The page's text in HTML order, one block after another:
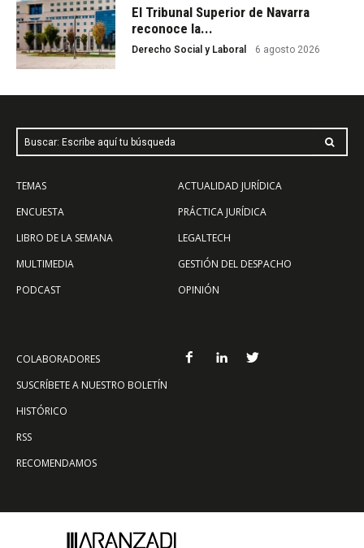
El Tribunal Superior de Navarra
reconoce la...
Derecho Social y Laboral 6 agosto 2026
Buscar: Escribe aquí tu búsqueda
TEMAS
ENCUESTA
LIBRO DE LA SEMANA
MULTIMEDIA
PODCAST
ACTUALIDAD JURÍDICA
PRÁCTICA JURÍDICA
LEGALTECH
GESTIÓN DEL DESPACHO
OPINIÓN
COLABORADORES
SUSCRÍBETE A NUESTRO BOLETÍN
HISTÓRICO
RSS
RECOMENDAMOS